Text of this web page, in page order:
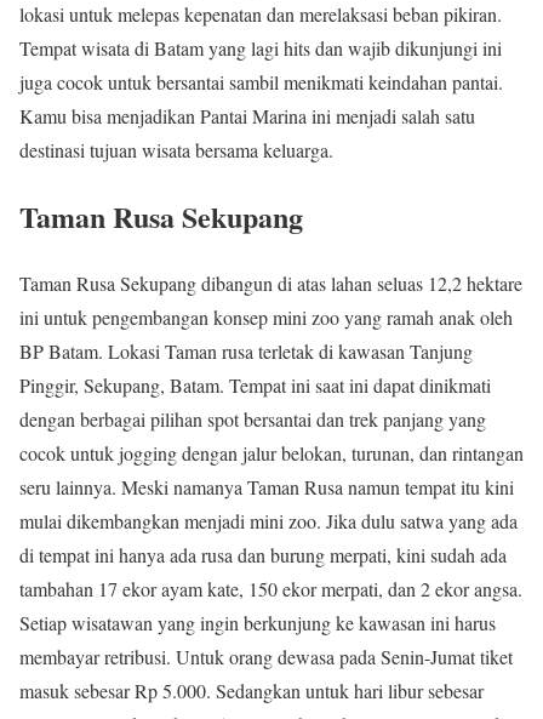
lokasi untuk melepas kepenatan dan merelaksasi beban pikiran.
Tempat wisata di Batam yang lagi hits dan wajib dikunjungi ini
juga cocok untuk bersantai sambil menikmati keindahan pantai.
Kamu bisa menjadikan Pantai Marina ini menjadi salah satu
destinasi tujuan wisata bersama keluarga.
Taman Rusa Sekupang
Taman Rusa Sekupang dibangun di atas lahan seluas 12,2 hektare
ini untuk pengembangan konsep mini zoo yang ramah anak oleh
BP Batam. Lokasi Taman rusa terletak di kawasan Tanjung
Pinggir, Sekupang, Batam. Tempat ini saat ini dapat dinikmati
dengan berbagai pilihan spot bersantai dan trek panjang yang
cocok untuk jogging dengan jalur belokan, turunan, dan rintangan
seru lainnya. Meski namanya Taman Rusa namun tempat itu kini
mulai dikembangkan menjadi mini zoo. Jika dulu satwa yang ada
di tempat ini hanya ada rusa dan burung merpati, kini sudah ada
tambahan 17 ekor ayam kate, 150 ekor merpati, dan 2 ekor angsa.
Setiap wisatawan yang ingin berkunjung ke kawasan ini harus
membayar retribusi. Untuk orang dewasa pada Senin-Jumat tiket
masuk sebesar Rp 5.000. Sedangkan untuk hari libur sebesar